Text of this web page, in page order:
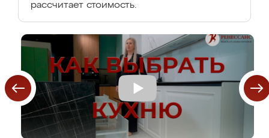
рассчитает стоимость.